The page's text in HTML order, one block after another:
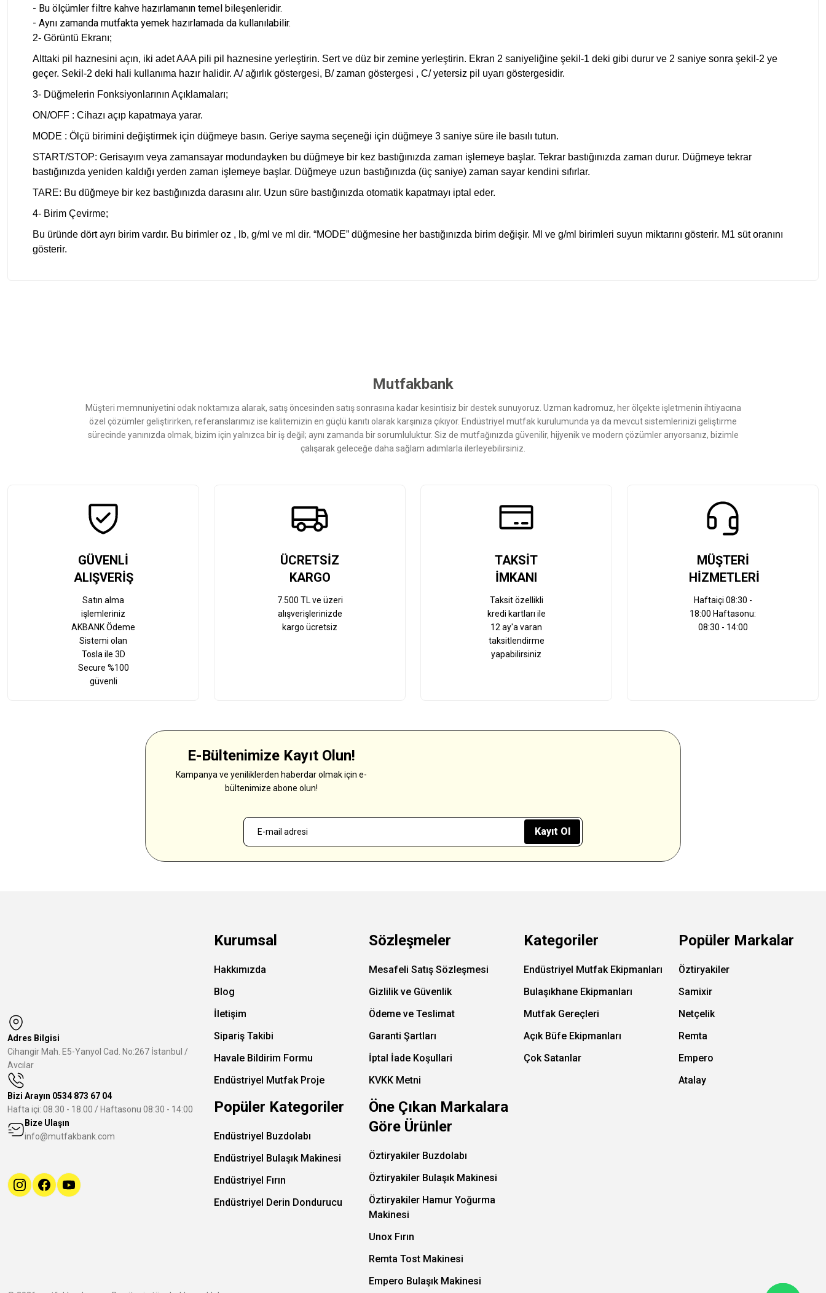
- Bu ölçümler filtre kahve hazırlamanın temel bileşenleridir.
- Aynı zamanda mutfakta yemek hazırlamada da kullanılabilir.
2- Görüntü Ekranı;
Alttaki pil haznesini açın, iki adet AAA pili pil haznesine yerleştirin. Sert ve düz bir zemine yerleştirin. Ekran 2 saniyeliğine şekil-1 deki gibi durur ve 2 saniye sonra şekil-2 ye
geçer. Sekil-2 deki hali kullanıma hazır halidir. A/ ağırlık göstergesi, B/ zaman göstergesi , C/ yetersiz pil uyarı göstergesidir.
3- Düğmelerin Fonksiyonlarının Açıklamaları;
ON/OFF : Cihazı açıp kapatmaya yarar.
MODE : Ölçü birimini değiştirmek için düğmeye basın. Geriye sayma seçeneği için düğmeye 3 saniye süre ile basılı tutun.
START/STOP: Gerisayım veya zamansayar modundayken bu düğmeye bir kez bastığınızda zaman işlemeye başlar. Tekrar bastığınızda zaman durur. Düğmeye tekrar
bastığınızda yeniden kaldığı yerden zaman işlemeye başlar. Düğmeye uzun bastığınızda (üç saniye) zaman sayar kendini sıfırlar.
TARE: Bu düğmeye bir kez bastığınızda darasını alır. Uzun süre bastığınızda otomatik kapatmayı iptal eder.
4- Birim Çevirme;
Bu üründe dört ayrı birim vardır. Bu birimler oz , lb, g/ml ve ml dir. “MODE” düğmesine her bastığınızda birim değişir. Ml ve g/ml birimleri suyun miktarını gösterir. M1 süt oranını
gösterir.
Bu ürüne benzer farklı alternatifler olmalı.
Mutfakbank
Müşteri memnuniyetini odak noktamıza alarak, satış öncesinden satış sonrasına kadar kesintisiz bir destek sunuyoruz. Uzman kadromuz, her ölçekte işletmenin ihtiyacına
özel çözümler geliştirirken, referanslarımız ise kalitemizin en güçlü kanıtı olarak karşınıza çıkıyor. Endüstriyel mutfak kurulumunda ya da mevcut sistemlerinizi geliştirme
sürecinde yanınızda olmak, bizim için yalnızca bir iş değil; aynı zamanda bir sorumluluktur. Siz de mutfağınızda güvenilir, hijyenik ve modern çözümler arıyorsanız, bizimle
çalışarak geleceğe daha sağlam adımlarla ilerleyebilirsiniz.
GÜVENLİ
ALIŞVERİŞ
Satın alma
işlemleriniz
AKBANK Ödeme
Sistemi olan
Tosla ile 3D
Secure %100
güvenli
ÜCRETSİZ
KARGO
7.500 TL ve üzeri
alışverişlerinizde
kargo ücretsiz
TAKSİT
İMKANI
Taksit özellikli
kredi kartları ile
12 ay'a varan
taksitlendirme
yapabilirsiniz
MÜŞTERİ
HİZMETLERİ
Haftaiçi 08:30 -
18:00 Haftasonu:
08:30 - 14:00
E-Bültenimize Kayıt Olun!
Kampanya ve yeniliklerden haberdar olmak için e-
bültenimize abone olun!
Kayıt Ol
Adres Bilgisi
Cihangir Mah. E5-Yanyol Cad. No:267 İstanbul /
Avcılar
Bizi Arayın 0534 873 67 04
Hafta içi: 08.30 - 18.00 / Haftasonu 08:30 - 14:00
Bize Ulaşın
info@mutfakbank.com
Kurumsal
Hakkımızda
Blog
İletişim
Sipariş Takibi
Havale Bildirim Formu
Endüstriyel Mutfak Proje
Sözleşmeler
Mesafeli Satış Sözleşmesi
Gizlilik ve Güvenlik
Ödeme ve Teslimat
Garanti Şartları
İptal İade Koşullari
KVKK Metni
Kategoriler
Endüstriyel Mutfak Ekipmanları
Bulaşıkhane Ekipmanları
Mutfak Gereçleri
Açık Büfe Ekipmanları
Çok Satanlar
Popüler Markalar
Öztiryakiler
Samixir
Netçelik
Remta
Empero
Atalay
Popüler Kategoriler
Endüstriyel Buzdolabı
Endüstriyel Bulaşık Makinesi
Endüstriyel Fırın
Endüstriyel Derin Dondurucu
Öne Çıkan Markalara
Göre Ürünler
Öztiryakiler Buzdolabı
Öztiryakiler Bulaşık Makinesi
Öztiryakiler Hamur Yoğurma
Makinesi
Unox Fırın
Remta Tost Makinesi
Empero Bulaşık Makinesi